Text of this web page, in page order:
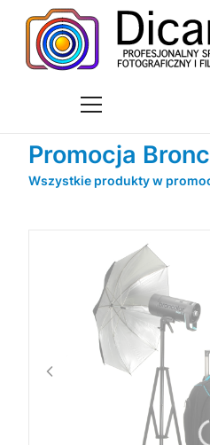
Promocja
Wszystkie produkty w